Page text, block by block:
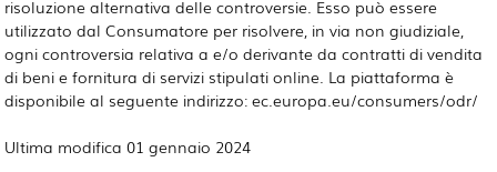
risoluzione alternativa delle controversie. Esso può essere
utilizzato dal Consumatore per risolvere, in via non giudiziale,
ogni controversia relativa a e/o derivante da contratti di vendita
di beni e fornitura di servizi stipulati online. La piattaforma è
disponibile al seguente indirizzo: ec.europa.eu/consumers/odr/
Ultima modifica 01 gennaio 2024